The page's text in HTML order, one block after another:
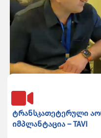
ტრანსკათეტერული
იმპლანტაცია – TAVI